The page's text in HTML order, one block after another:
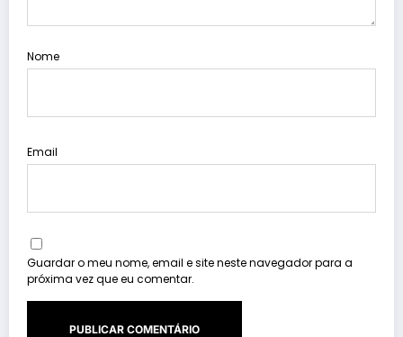
Nome
Email
Guardar o meu nome, email e site neste navegador para a
próxima vez que eu comentar.